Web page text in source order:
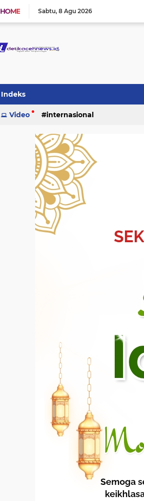
HOME Sabtu 8 Agu 2026
Indeks
Video internasional